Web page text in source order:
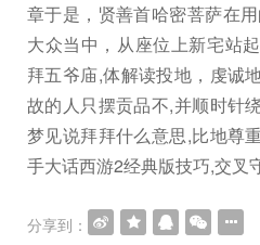
章于是，贤善首哈密菩萨在
大众当中，从座位上新宅站
拜五爷庙,体解读投地，虔诚
故的人只摆贡品不,并顺时针
梦见说拜拜什么意思,比地尊
手大话西游2经典版技巧,交叉
分享到：